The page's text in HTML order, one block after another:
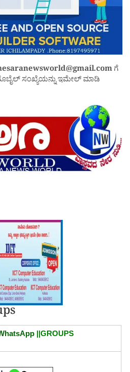
ಗೆ
ಸಂಖ್ಯೆಯನ್ನು ಇಮೇಲ್ ಮಾಡಿ
||GROUPS